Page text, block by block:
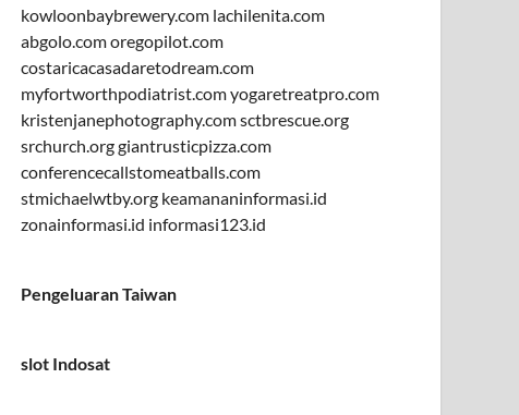
kowloonbaybrewery.com lachilenita.com
abgolo.comoregopilot.com
costaricacasadaretodream.com
myfortworthpodiatrist.comyogaretreatpro.com
kristenjanephotography.comsctbrescue.org
srchurch.orggiantrusticpizza.com
conferencecallstomeatballs.com
stmichaelwtby.org keamananinformasi.id
zonainformasi.id informasi123.id
Pengeluaran Taiwan
slot Indosat